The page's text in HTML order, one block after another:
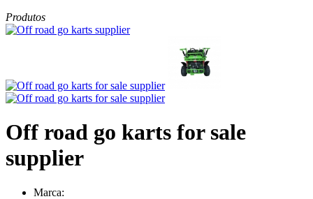
Produtos
Off road go karts for sale
supplier
Marca: